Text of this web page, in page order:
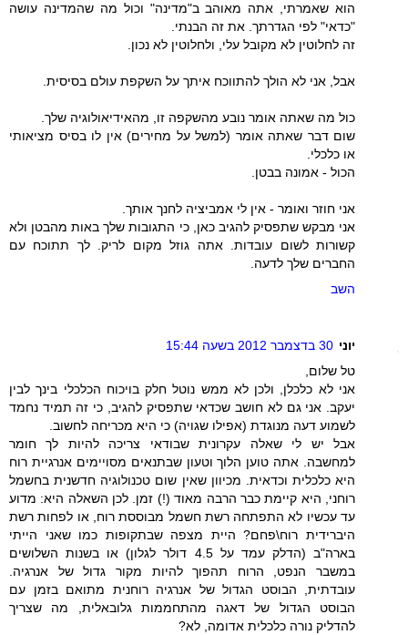
הוא שאמרתי, אתה מאוהב ב"מדינה" וכול מה שהמדינה עושה
"כדאי" לפי הגדרתך. את זה הבנתי.
זה לחלוטין לא מקובל עלי, ולחלוטין לא נכון.
אבל, אני לא הולך להתווכח איתך על השקפת עולם בסיסית.
כול מה שאתה אומר נובע מהשקפה זו, מהאידיאולוגיה שלך.
שום דבר שאתה אומר (למשל על מחירים) אין לו בסיס מציאותי
או כלכלי.
הכול - אמונה בבטן.
אני חוזר ואומר - אין לי אמביציה לחנך אותך.
אני מבקש שתפסיק להגיב כאן, כי התגובות שלך באות מהבטן ולא
קשורות לשום עובדות. אתה גוזל מקום לריק. לך תתוכח עם
החברים שלך לדעה.
השב
יוני 30 בדצמבר 2012 בשעה 15:44
טל שלום,
אני לא כלכלן, ולכן לא ממש נוטל חלק בויכוח הכלכלי בינך לבין
יעקב. אני גם לא חושב שכדאי שתפסיק להגיב, כי זה תמיד נחמד
לשמוע דעה מנוגדת (אפילו שגויה) כי היא מכריחה לחשוב.
אבל יש לי שאלה עקרונית שבודאי צריכה להיות לך חומר
למחשבה. אתה טוען הלוך וטעון שבתנאים מסויימים אנרגיית רוח
היא כלכלית וכדאית. מכיוון שאין שום טכנולוגיה חדשנית בחשמל
רוחני, היא קיימת כבר הרבה מאוד (!) זמן. לכן השאלה היא: מדוע
עד עכשיו לא התפתחה רשת חשמל מבוססת רוח, או לפחות רשת
היברידית רוח\פחם? היית מצפה שבתקופות כמו שאני הייתי
בארה"ב (הדלק עמד על 4.5 דולר לגלון) או בשנות השלושים
במשבר הנפט, הרוח תהפוך להיות מקור גדול של אנרגיה.
עובדתית, הבוסט הגדול של אנרגיה רוחנית מתואם בזמן עם
הבוסט הגדול של דאגה מהתחממות גלובאלית, מה שצריך
להדליק נורה כלכלית אדומה, לא?